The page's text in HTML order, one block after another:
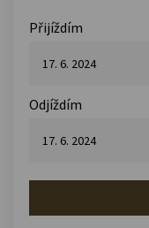
Přijíždím
Odjíždím